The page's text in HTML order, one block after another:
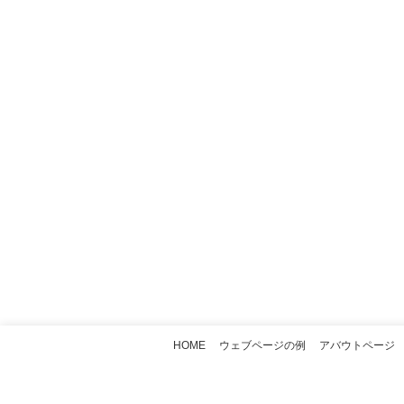
HOME ウェブページの例 アバウトページ